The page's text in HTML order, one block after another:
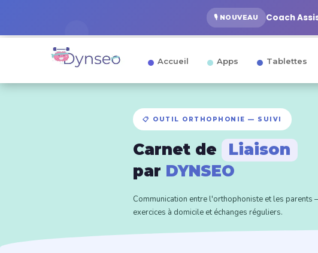
🎙️ NOUVEAU Coach
Accueil Apps Tablettes
📋 OUTIL ORTHOPHONIE — SUIVI
Carnet de
Liaison
par DYNSEO
Communication entre l'orthophoniste et les parents
exercices à domicile et échanges réguliers.